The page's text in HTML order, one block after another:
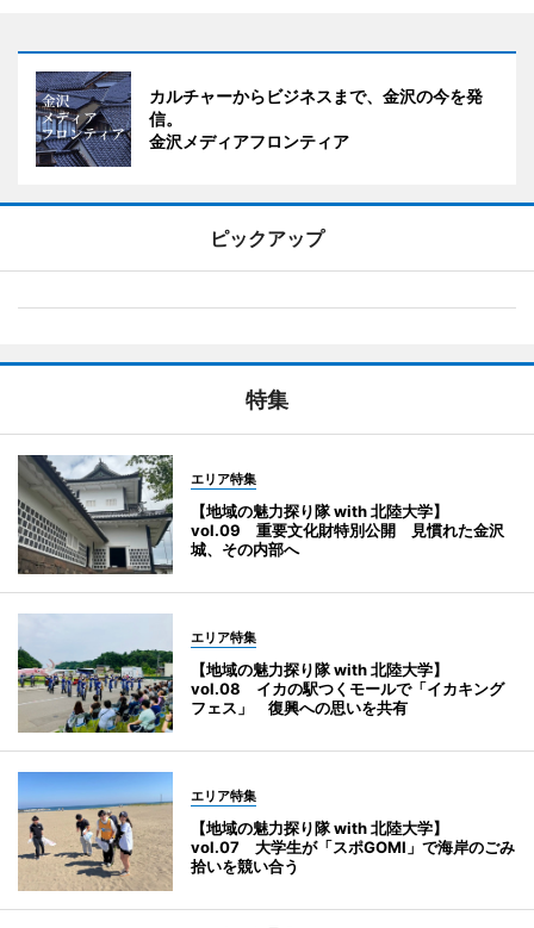
カルチャーからビジネスまで、金沢の今を発
信。
金沢メディアフロンティア
ピックアップ
特集
エリア特集
【地域の魅力探り隊 with 北陸大学】
vol.09 重要文化財特別公開 見慣れた金沢
城、その内部へ
エリア特集
【地域の魅力探り隊 with 北陸大学】
vol.08 イカの駅つくモールで「イカキング
フェス」 復興への思いを共有
エリア特集
【地域の魅力探り隊 with 北陸大学】
vol.07 大学生が「スポGOMI」で海岸のごみ
拾いを競い合う